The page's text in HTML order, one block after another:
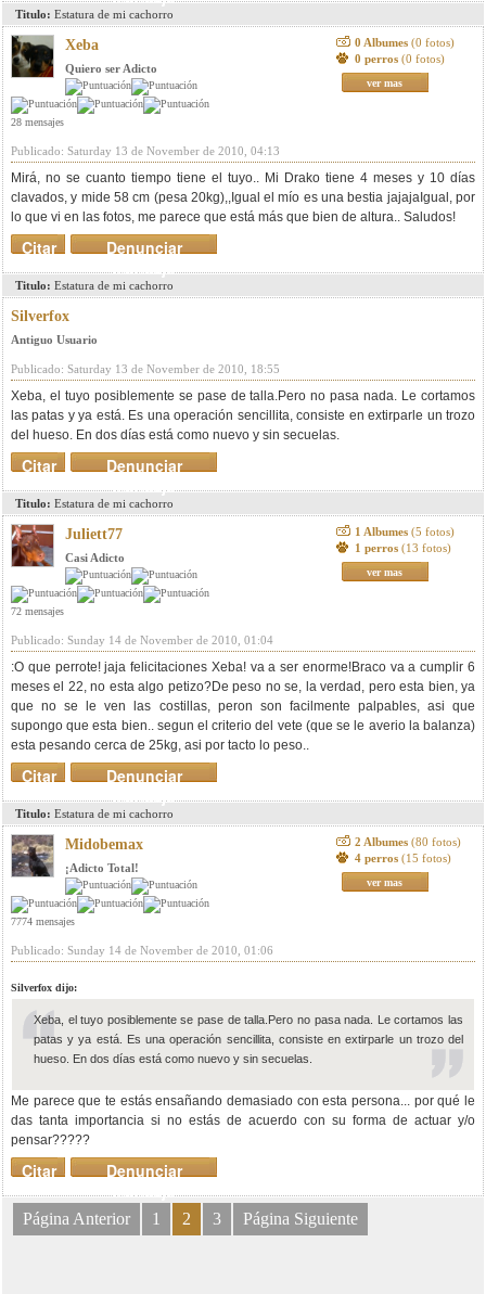
Titulo: Estatura de mi cachorro
Xeba
Quiero ser Adicto
28 mensajes
0 Albumes (0 fotos)
0 perros (0 fotos)
ver mas
Publicado: Saturday 13 de November de 2010, 04:13
Mirá, no se cuanto tiempo tiene el tuyo.. Mi Drako tiene 4 meses y 10 días
clavados, y mide 58 cm (pesa 20kg),,Igual el mío es una bestia jajajaIgual, por
lo que vi en las fotos, me parece que está más que bien de altura.. Saludos!
Denunciar
mensaje
Citar
Titulo: Estatura de mi cachorro
Silverfox
Antiguo Usuario
Publicado: Saturday 13 de November de 2010, 18:55
Xeba, el tuyo posiblemente se pase de talla.Pero no pasa nada. Le cortamos
las patas y ya está. Es una operación sencillita, consiste en extirparle un trozo
del hueso. En dos días está como nuevo y sin secuelas.
Denunciar
mensaje
Citar
Titulo: Estatura de mi cachorro
Juliett77
Casi Adicto
72 mensajes
1 Albumes (5 fotos)
1 perros (13 fotos)
ver mas
Publicado: Sunday 14 de November de 2010, 01:04
:O que perrote! jaja felicitaciones Xeba! va a ser enorme!Braco va a cumplir 6
meses el 22, no esta algo petizo?De peso no se, la verdad, pero esta bien, ya
que no se le ven las costillas, peron son facilmente palpables, asi que
supongo que esta bien.. segun el criterio del vete (que se le averio la balanza)
esta pesando cerca de 25kg, asi por tacto lo peso..
Denunciar
mensaje
Citar
Titulo: Estatura de mi cachorro
Midobemax
¡Adicto Total!
7774 mensajes
2 Albumes (80 fotos)
4 perros (15 fotos)
ver mas
Publicado: Sunday 14 de November de 2010, 01:06
Silverfox dijo:
Xeba, el tuyo posiblemente se pase de talla.Pero no pasa nada. Le cortamos las
patas y ya está. Es una operación sencillita, consiste en extirparle un trozo del
hueso. En dos días está como nuevo y sin secuelas.
Me parece que te estás ensañando demasiado con esta persona... por qué le
das tanta importancia si no estás de acuerdo con su forma de actuar y/o
pensar?????
Denunciar
mensaje
Citar
Página Anterior 1 2 3 Página Siguiente